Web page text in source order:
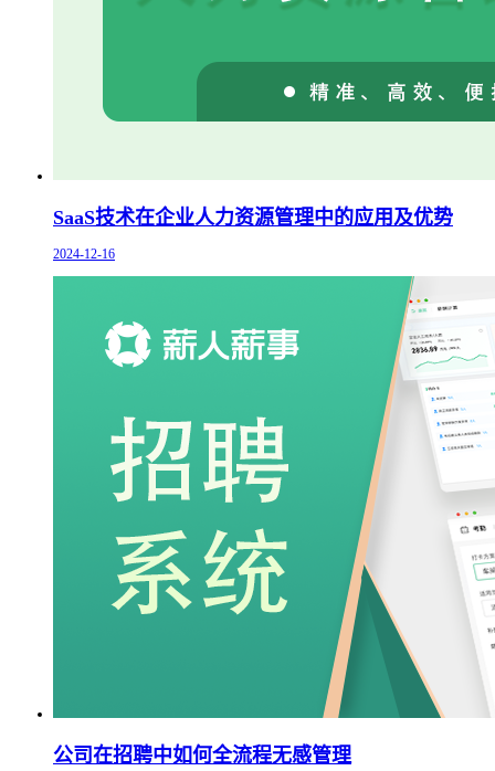
SaaS技术在企业人力资源管理中的应用及优势
2024-12-16
公司在招聘中如何全流程无感管理